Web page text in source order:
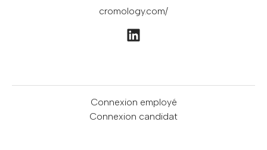
cromology.com/
Connexion employé
Connexion candidat